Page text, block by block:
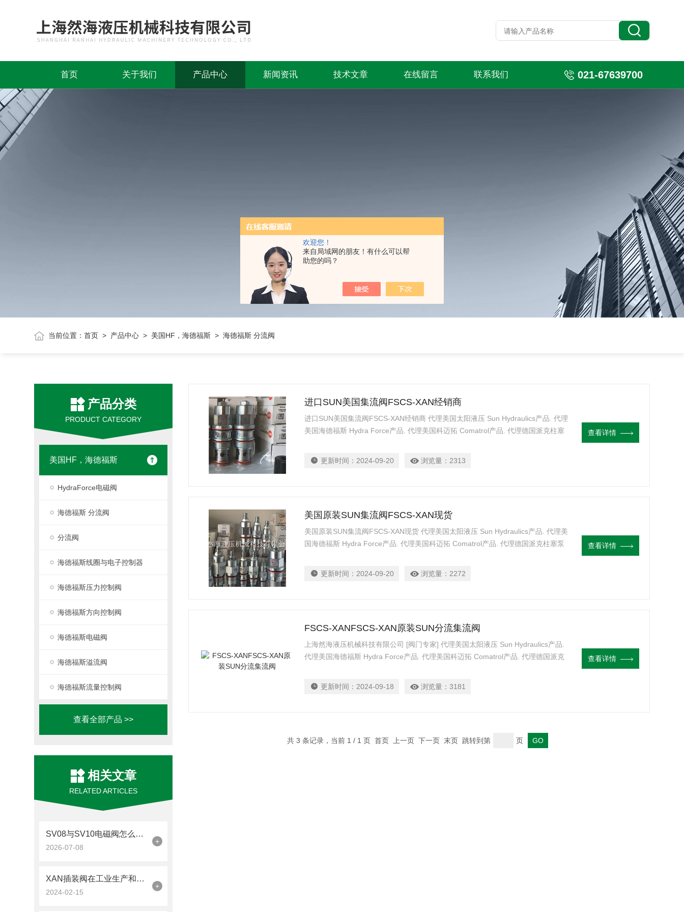
欢迎您！
来自局域网的朋友！有什么可以帮
助您的吗？
首页 关于我们 产品中心 新闻资讯 技术文章 在线留言 联系我们 021-67639700
当前位置：首页 > 产品中心 > 美国HF，海德福斯 > 海德福斯 分流阀
产品分类
PRODUCT CATEGORY
美国HF，海德福斯
HydraForce电磁阀
海德福斯 分流阀
分流阀
海德福斯线圈与电子控制器
海德福斯压力控制阀
海德福斯方向控制阀
海德福斯电磁阀
海德福斯溢流阀
海德福斯流量控制阀
查看全部产品 >>
相关文章
RELATED ARTICLES
SV08与SV10电磁阀怎么选？优质品牌与靠谱代理商全解析
2026-07-08
+
XAN插装阀在工业生产和流体处理系统中有广泛的应用
2024-02-15
+
进口SUN美国集流阀FSCS-XAN经销商
进口SUN美国集流阀FSCS-XAN经销商 代理美国太阳液压 Sun Hydraulics产品. 代理
美国海德福斯 Hydra Force产品. 代理美国科迈拓 Comatrol产品. 代理德国派克柱塞
更新时间： 2024-09-20 浏览量： 2313
查看详情
美国原装SUN集流阀FSCS-XAN现货
美国原装SUN集流阀FSCS-XAN现货 代理美国太阳液压 Sun Hydraulics产品. 代理美
国海德福斯 Hydra Force产品. 代理美国科迈拓 Comatrol产品. 代理德国派克柱塞泵
更新时间： 2024-09-20 浏览量： 2272
查看详情
FSCS-XANFSCS-XAN原装SUN分流集流阀
上海然海液压机械科技有限公司 [阀门专家] 代理美国太阳液压 Sun Hydraulics产品.
代理美国海德福斯 Hydra Force产品. 代理美国科迈拓 Comatrol产品. 代理德国派克
更新时间： 2024-09-18 浏览量： 3181
查看详情
共 3 条记录，当前 1 / 1 页 首页 上一页 下一页 末页 跳转到第 页